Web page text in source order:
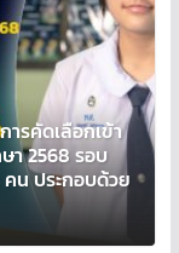
รคัดเลือกเข้า
า 2568 รอบ
น ประกอบด้วย